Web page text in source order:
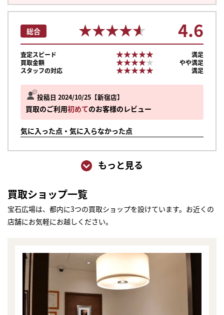
投稿日 2024/10/25 新宿店
買取のご利用初めてのお客様のレビュー
気に入った点・気に入らなかった点
総合 ★★★★★
★★★★★ 4.6
査定スピード ★★★★★
★★★★★
満足
買取金額
★★★★★
★★★★★
やや満足
スタッフの対応
★★★★★
★★★★★ 満足
もっと見る
買取ショップ一覧
宝石広場は、都内に3つの買取ショップを設けています。お近くの
店舗にお気軽にお越しください。